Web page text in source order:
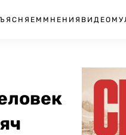
МНЕНИЯ ВИДЕО